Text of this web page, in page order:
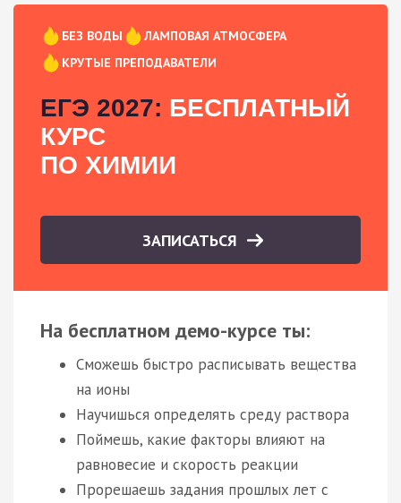
БЕЗ ВОДЫ
ЛАМПОВАЯ АТМОСФЕРА
КРУТЫЕ ПРЕПОДАВАТЕЛИ
ЕГЭ 2027: БЕСПЛАТНЫЙ
КУРС
ПО ХИМИИ
ЗАПИСАТЬСЯ
На бесплатном демо-курсе ты:
Сможешь быстро расписывать вещества
на ионы
Научишься определять среду раствора
Поймешь, какие факторы влияют на
равновесие и скорость реакции
Прорешаешь задания прошлых лет с